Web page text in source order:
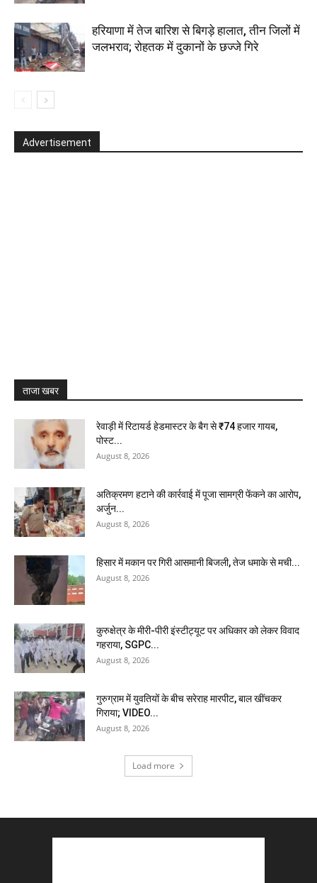
हरियाणा में तेज बारिश से बिगड़े हालात, तीन जिलों में
जलभराव; रोहतक में दुकानों के छज्जे गिरे
Advertisement
ताजा खबर
रेवाड़ी में रिटायर्ड हेडमास्टर के बैग से ₹74 हजार गायब,
पोस्ट...
August 8, 2026
अतिक्रमण हटाने की कार्रवाई में पूजा सामग्री फेंकने का आरोप,
अर्जुन...
August 8, 2026
हिसार में मकान पर गिरी आसमानी बिजली, तेज धमाके से मची...
August 8, 2026
कुरुक्षेत्र के मीरी-पीरी इंस्टीट्यूट पर अधिकार को लेकर विवाद
गहराया, SGPC...
August 8, 2026
गुरुग्राम में युवतियों के बीच सरेराह मारपीट, बाल खींचकर
गिराया; VIDEO...
August 8, 2026
Load more